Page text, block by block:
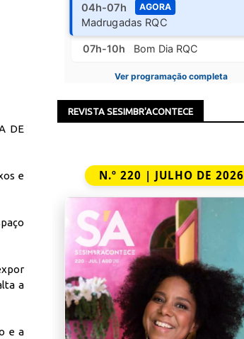
DE
e
a
e a
04h-07h AGORA
Madrugadas RQC
07h-10h Bom Dia RQC
Ver programação completa
REVISTA SESIMBR'ACONTECE
N.º 220 | JULHO DE 2026